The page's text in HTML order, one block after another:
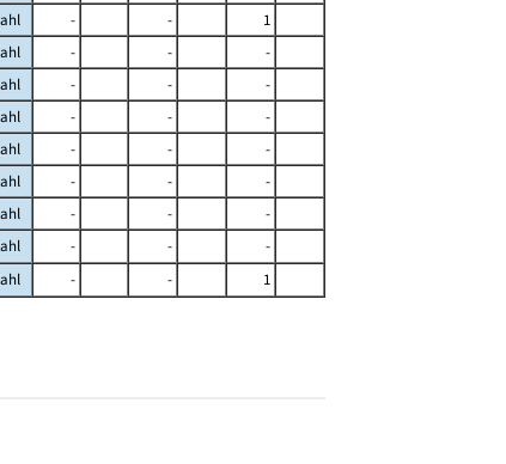
- -
1
- -
-
- -
-
- -
-
- -
-
- -
-
- -
-
- -
-
- - 1